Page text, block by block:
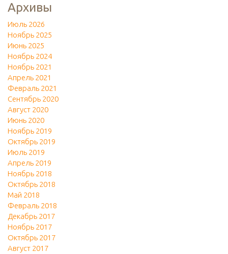
Архивы
Июль 2026
Ноябрь 2025
Июнь 2025
Ноябрь 2024
Ноябрь 2021
Апрель 2021
Февраль 2021
Сентябрь 2020
Август 2020
Июнь 2020
Ноябрь 2019
Октябрь 2019
Июль 2019
Апрель 2019
Ноябрь 2018
Октябрь 2018
Май 2018
Февраль 2018
Декабрь 2017
Ноябрь 2017
Октябрь 2017
Август 2017